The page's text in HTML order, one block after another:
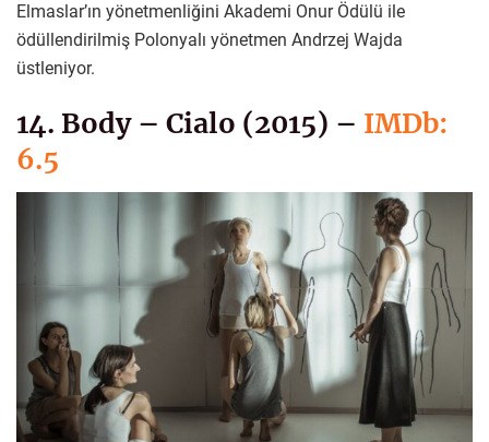
Elmaslar’ın yönetmenliğini Akademi Onur Ödülü ile
ödüllendirilmiş Polonyalı yönetmen Andrzej Wajda
üstleniyor.
14. Body – Cialo (2015) – IMDb:
6.5